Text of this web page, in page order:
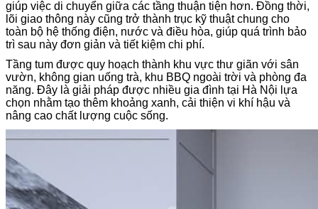
giúp việc di chuyển giữa các tầng thuận tiện hơn. Đồng thời,
lõi giao thông này cũng trở thành trục kỹ thuật chung cho
toàn bộ hệ thống điện, nước và điều hòa, giúp quá trình bảo
trì sau này đơn giản và tiết kiệm chi phí.
Tầng tum được quy hoạch thành khu vực thư giãn với sân
vườn, không gian uống trà, khu BBQ ngoài trời và phòng đa
năng. Đây là giải pháp được nhiều gia đình tại Hà Nội lựa
chọn nhằm tạo thêm khoảng xanh, cải thiện vi khí hậu và
nâng cao chất lượng cuộc sống.